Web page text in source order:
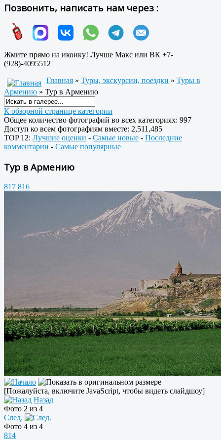
Позвонить, написать нам через :
Жмите прямо на иконку! Лучше Макс или ВК +7-
(928)-4095512
Главная » Туры, экскурсии, поездки » Туры в
Армению » Тур в Армению
К обзорной странице категории
Общее количество фотографий во всех категориях: 997
Доступ ко всем фотографиям вместе: 2,511,485
TOP 12: Лучшие оценки - Самые новые - Последние
комментарии - Самые популярные
Тур в Армению
817 816
[Пожалуйста, включите JavaScript, чтобы видеть слайдшоу]
Назад
Фото 2 из 4
След.
Фото 4 из 4
814